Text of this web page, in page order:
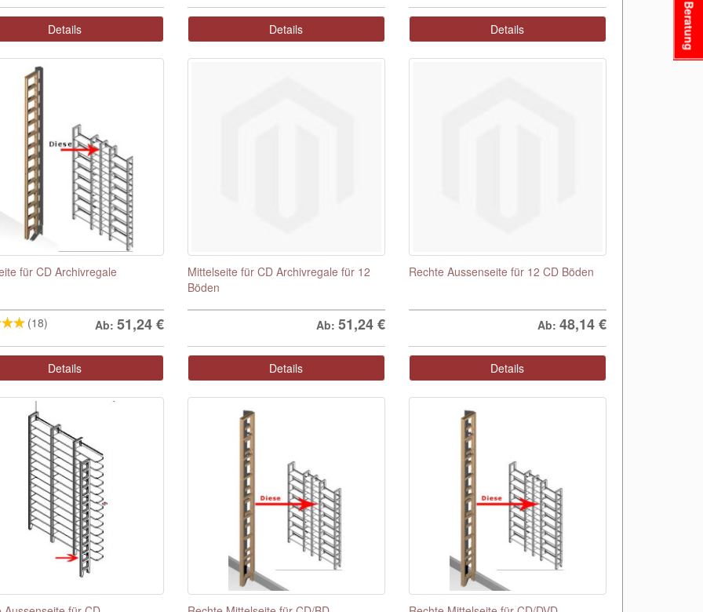
Details Details Details
für CD Archivregale
(18) Ab: 51,24€
Details
Mittelseite für CD Archivregale für 12
Böden
Ab: 51,24€
Details
Rechte Aussenseite für 12 CD Böden
Ab: 48,14€
Details
Beratung